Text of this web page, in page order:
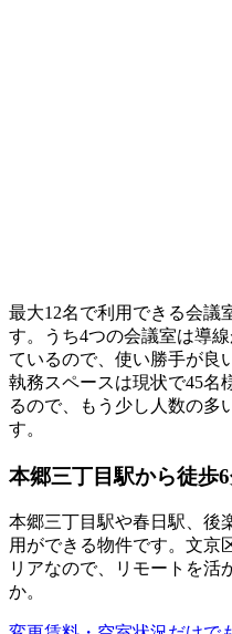
最大12名で利用できる会議
す。うち4つの会議室は導
ているので、使い勝手が良
執務スペースは現状で45名
るので、もう少し人数の多
す。
本郷三丁目駅から徒歩
本郷三丁目駅や春日駅、後
用ができる物件です。文京
リアなので、リモートを活
か。